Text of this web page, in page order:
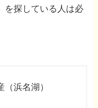
を探している人は必
浜名湖）